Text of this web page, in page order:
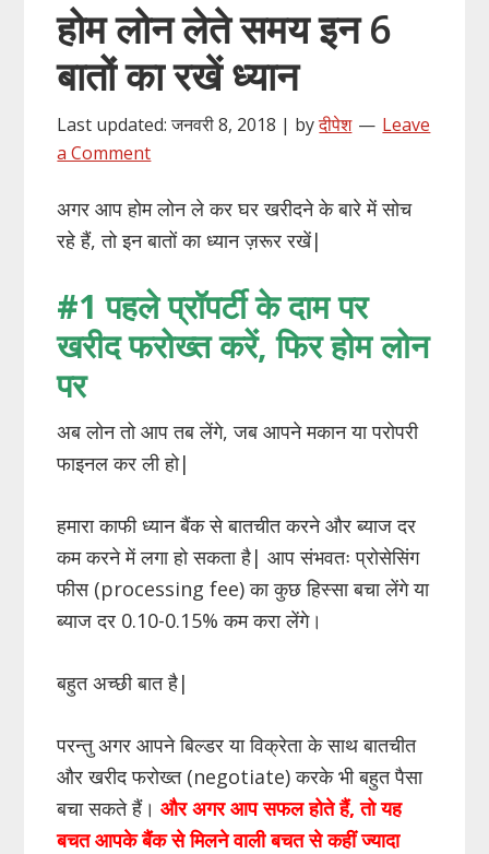
होम लोन लेते समय इन 6
बातों का रखें ध्यान
Last updated: जनवरी 8, 2018 | byदीपेश
Leave
a Comment
अगर आप होम लोन ले कर घर खरीदने के बारे में सोच
रहे हैं, तो इन बातों का ध्यान ज़रूर रखें|
#1 पहले प्रॉपर्टी के दाम पर
खरीद फरोख्त करें,फिर होम लोन
पर
अब लोन तो आप तब लेंगे, जब आपने मकान या परोपरी
फाइनल कर ली हो|
हमारा काफी ध्यान बैंक से बातचीत करने और ब्याज दर
कम करने में लगा हो सकता है| आप संभवतः प्रोसेसिंग
फीस (processing fee) का कुछ हिस्सा बचा लेंगे या
ब्याज दर 0.10-0.15% कम करा लेंगे।
बहुत अच्छी बात है|
परन्तु अगर आपने बिल्डर या विक्रेता के साथ बातचीत
और खरीद फरोख्त (negotiate) करके भी बहुत पैसा
बचा सकते हैं।और अगर आप सफल होते हैं, तो यह
बचत आपके बैंक से मिलने वाली बचत से कहीं ज्यादा